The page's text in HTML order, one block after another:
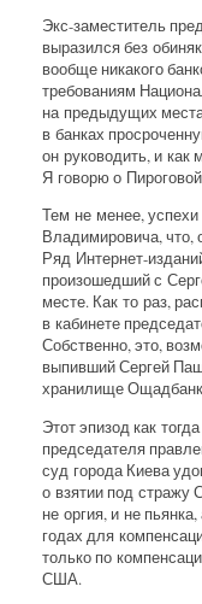
Экс-заместитель
выразился без
вообще никакого
требованиям
на предыдущих
в банках
он руководить, и как
Я говорю о
Тем не менее, успехи
Владимировича, что,
Ряд Интернет-
произошедший с
месте. Как то раз,
в кабинете
Собственно, это,
выпивший Сергей
хранилище
Этот эпизод как
председателя
суд города Киева
о взятии под стражу
не оргия, и не
годах для
только по
США.